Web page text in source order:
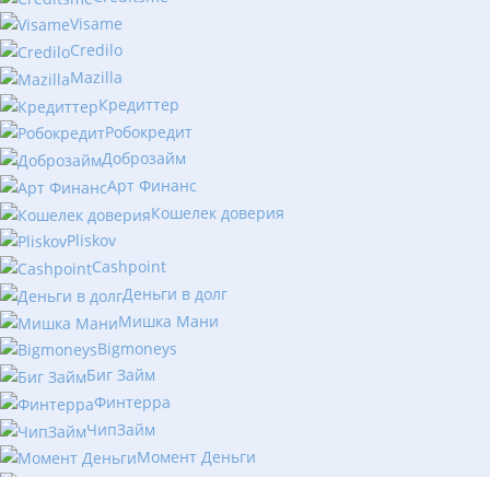
Visame
Credilo
Mazilla
Кредиттер
Робокредит
Доброзайм
Арт Финанс
Кошелек доверия
Pliskov
Cashpoint
Деньги в долг
Мишка Мани
Bigmoneys
Биг Займ
Финтерра
ЧипЗайм
Момент Деньги